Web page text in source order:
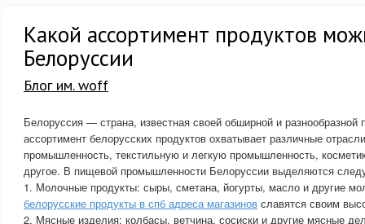
Какой ассортимент продуктов
Белоруссии
Блог им. woff
Белоруссия — страна, известная своей обширной и разнообразной
ассортимент белорусских продуктов охватывает различные
промышленность, текстильную и легкую промышленность,
другое. В пищевой промышленности Белоруссии выделяются
1. Молочные продукты: сыры, сметана, йогурты, масло и другие
белорусские продукты в спб адреса магазинов славятся своим
2. Мясные изделия: колбасы, ветчина, сосиски и другие мясные